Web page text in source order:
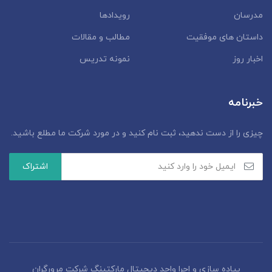
مدرسان
رویدادها
داستان‌ های موفقیت
مطالب و مقالات
اخبار روز
نمونه تدریس
خبرنامه
چیزی را از دست ندهید، ثبت نام کنید و در مورد شرکت ما مطلع باشید.
پیاده سازی و اجرا واحد دیجیتال مارکتینگ شرکت مرورگران